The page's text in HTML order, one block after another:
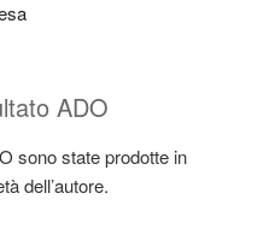
ADO
sono state prodotte in
dell’autore.